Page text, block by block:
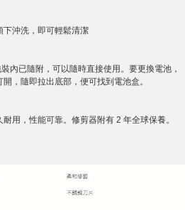
下沖洗，即可輕鬆清潔
內已隨附，可以隨時直接使用。要更換電池，
，隨即拉出底部，便可找到電池盒。
用，性能可靠。修剪器附有 2 年全球保養。